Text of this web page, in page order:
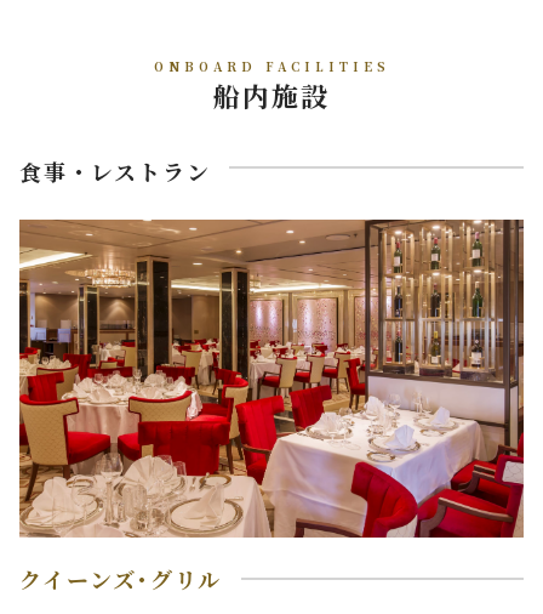
ONBOARD FACILITIES
船内施設
食事・レストラン
クイーンズ･グリル